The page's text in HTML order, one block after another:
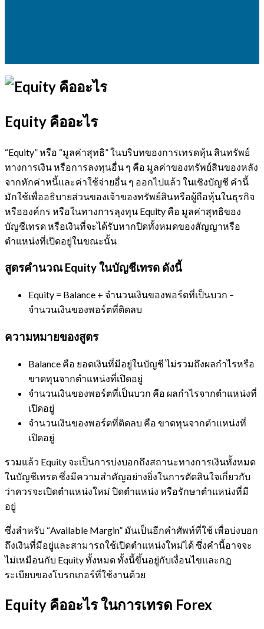
Equity คืออะไร
“Equity” หรือ “มูลค่าสุทธิ” ในบริบทของการเทรดหุ้น สินทรัพย์
ทางการเงิน หรือการลงทุนอื่น ๆ คือ มูลค่าของทรัพย์สินของหลัง
จากหักค่าหนี้และค่าใช้จ่ายอื่น ๆ ออกไปแล้ว ในเชิงบัญชี คำนี้
มักใช้เพื่ออธิบายส่วนของเจ้าของทรัพย์สินหรือผู้ถือหุ้นในธุรกิจ
หรือองค์กร หรือในทางการลุงทุน Equity คือ มูลค่าสุทธิของ
บัญชีเทรด หรือเงินที่จะได้รับหากปิดทั้งหมดของสัญญาหรือ
ตำแหน่งที่เปิดอยู่ในขณะนั้น
สูตรคำนวณ Equity ในบัญชีเทรด ดังนี้
Equity = Balance + จำนวนเงินของพอร์ตที่เป็นบวก –
จำนวนเงินของพอร์ตที่ติดลบ
ความหมายของสูตร
Balance คือ ยอดเงินที่มีอยู่ในบัญชี ไม่รวมถึงผลกำไรหรือ
ขาดทุนจากตำแหน่งที่เปิดอยู่
จำนวนเงินของพอร์ตที่เป็นบวก คือ ผลกำไรจากตำแหน่งที่
เปิดอยู่
จำนวนเงินของพอร์ตที่ติดลบ คือ ขาดทุนจากตำแหน่งที่
เปิดอยู่
รวมแล้ว Equity จะเป็นการบ่งบอกถึงสถานะทางการเงินทั้งหมด
ในบัญชีเทรด ซึ่งมีความสำคัญอย่างยิ่งในการตัดสินใจเกี่ยวกับ
ว่าควรจะเปิดตำแหน่งใหม่ ปิดตำแหน่ง หรือรักษาตำแหน่งที่มี
อยู่
ซึ่งสำหรับ “Available Margin” มันเป็นอีกคำศัพท์ที่ใช้ เพื่อบ่งบอก
ถึงเงินที่มีอยู่และสามารถใช้เปิดตำแหน่งใหม่ได้ ซึ่งคำนี้อาจจะ
ไม่เหมือนกับ Equity ทั้งหมด ทั้งนี้ขึ้นอยู่กับเงื่อนไขและกฎ
ระเบียบของโบรกเกอร์ที่ใช้งานด้วย
Equity คืออะไร ในการเทรด Forex